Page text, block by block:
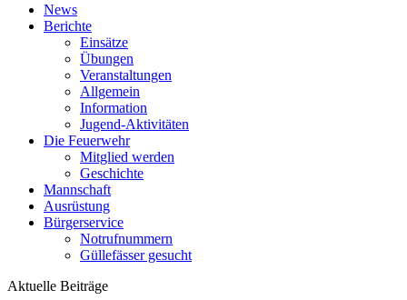
News
Berichte
Einsätze
Übungen
Veranstaltungen
Allgemein
Information
Jugend-Aktivitäten
Die Feuerwehr
Mitglied werden
Geschichte
Mannschaft
Ausrüstung
Bürgerservice
Notrufnummern
Güllefässer gesucht
Aktuelle Beiträge